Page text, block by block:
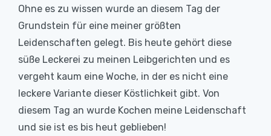
Ohne es zu wissen wurde an diesem Tag der
Grundstein für eine meiner größten
Leidenschaften gelegt. Bis heute gehört diese
süße Leckerei zu meinen Leibgerichten und es
vergeht kaum eine Woche, in der es nicht eine
leckere Variante dieser Köstlichkeit gibt. Von
diesem Tag an wurde Kochen meine Leidenschaft
und sie ist es bis heut geblieben!